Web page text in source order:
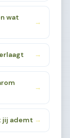
wat
→
→
→
jij ademt →